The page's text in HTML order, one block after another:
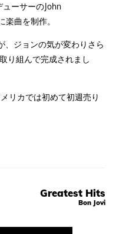
ーサーのJohn
曲を制作。
、ジョンの気が変わりさら
り組んで完成されまし
リカでは初めて初週売り
Greatest Hits
Bon Jovi